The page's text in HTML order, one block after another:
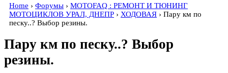
Home › Форумы › MOTOFAQ : РЕМОНТ И ТЮНИНГ
МОТОЦИКЛОВ УРАЛ, ДНЕПР › ХОДОВАЯ › Пару км по
песку..? Выбор резины.
Пару км по песку..? Выбор
резины.